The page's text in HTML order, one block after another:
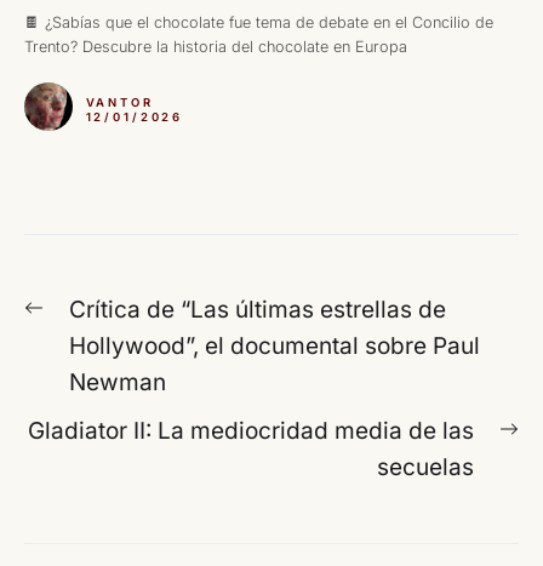
🍫 ¿Sabías que el chocolate fue tema de debate en el Concilio de
Trento? Descubre la historia del chocolate en Europa
VANTOR
12/01/2026
Navegación
entradas
Entrada
anterior:
Crítica de “Las últimas estrellas de
Hollywood”, el documental sobre Paul
Newman
Gladiator II: La mediocridad media de las
secuelas